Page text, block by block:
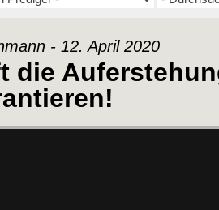
- 12. April 2020
die